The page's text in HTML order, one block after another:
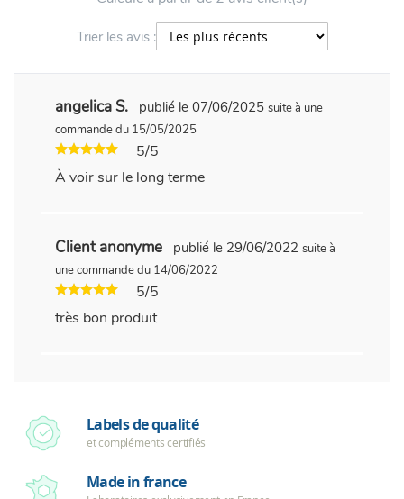
Trier les avis :
angelica S. publié le 07/06/2025suite à une
commande du 15/05/2025
5/5
À voir sur le long terme
Client anonyme publié le 29/06/2022suite à
une commande du 14/06/2022
5/5
très bon produit
Labels de qualité
et compléments certifiés
Made in france